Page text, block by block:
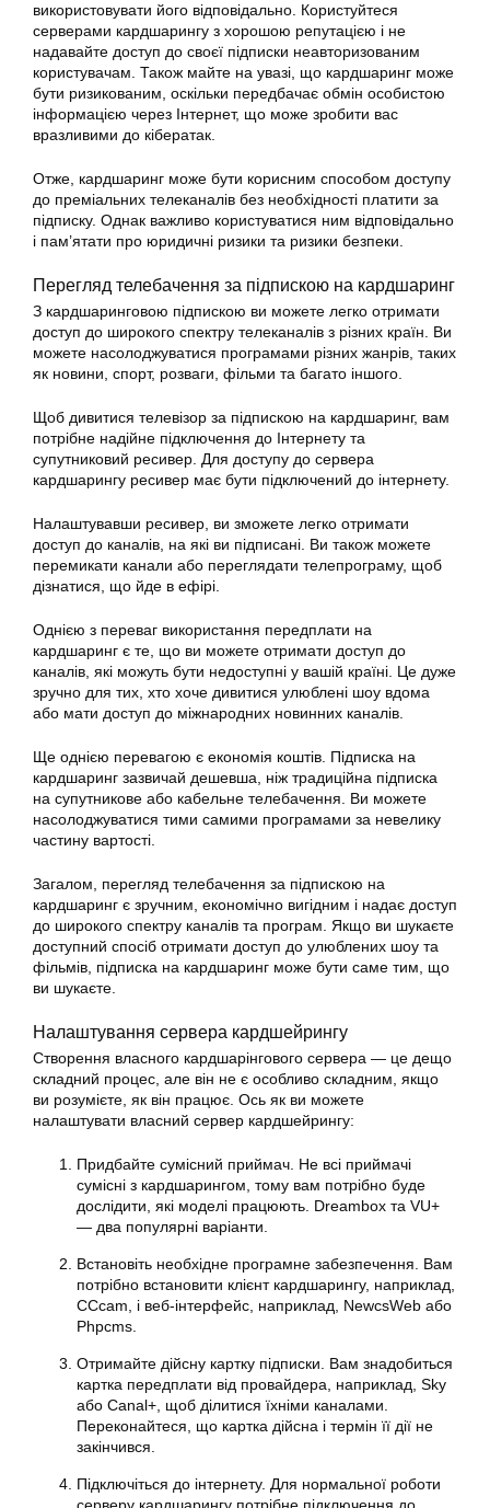
використовувати його відповідально. Користуйтеся
серверами кардшарингу з хорошою репутацією і не
надавайте доступ до своєї підписки неавторизованим
користувачам. Також майте на увазі, що кардшаринг може
бути ризикованим, оскільки передбачає обмін особистою
інформацією через Інтернет, що може зробити вас
вразливими до кібератак.
Отже, кардшаринг може бути корисним способом доступу
до преміальних телеканалів без необхідності платити за
підписку. Однак важливо користуватися ним відповідально
і пам’ятати про юридичні ризики та ризики безпеки.
Перегляд телебачення за підпискою на кардшаринг
З кардшаринговою підпискою ви можете легко отримати
доступ до широкого спектру телеканалів з різних країн. Ви
можете насолоджуватися програмами різних жанрів, таких
як новини, спорт, розваги, фільми та багато іншого.
Щоб дивитися телевізор за підпискою на кардшаринг, вам
потрібне надійне підключення до Інтернету та
супутниковий ресивер. Для доступу до сервера
кардшарингу ресивер має бути підключений до інтернету.
Налаштувавши ресивер, ви зможете легко отримати
доступ до каналів, на які ви підписані. Ви також можете
перемикати канали або переглядати телепрограму, щоб
дізнатися, що йде в ефірі.
Однією з переваг використання передплати на
кардшаринг є те, що ви можете отримати доступ до
каналів, які можуть бути недоступні у вашій країні. Це дуже
зручно для тих, хто хоче дивитися улюблені шоу вдома
або мати доступ до міжнародних новинних каналів.
Ще однією перевагою є економія коштів. Підписка на
кардшаринг зазвичай дешевша, ніж традиційна підписка
на супутникове або кабельне телебачення. Ви можете
насолоджуватися тими самими програмами за невелику
частину вартості.
Загалом, перегляд телебачення за підпискою на
кардшаринг є зручним, економічно вигідним і надає доступ
до широкого спектру каналів та програм. Якщо ви шукаєте
доступний спосіб отримати доступ до улюблених шоу та
фільмів, підписка на кардшаринг може бути саме тим, що
ви шукаєте.
Налаштування сервера кардшейрингу
Створення власного кардшарінгового сервера — це дещо
складний процес, але він не є особливо складним, якщо
ви розумієте, як він працює. Ось як ви можете
налаштувати власний сервер кардшейрингу:
Придбайте сумісний приймач. Не всі приймачі
сумісні з кардшарингом, тому вам потрібно буде
дослідити, які моделі працюють. Dreambox та VU+
— два популярні варіанти.
Встановіть необхідне програмне забезпечення. Вам
потрібно встановити клієнт кардшарингу, наприклад,
CCcam, і веб-інтерфейс, наприклад, NewcsWeb або
Phpcms.
Отримайте дійсну картку підписки. Вам знадобиться
картка передплати від провайдера, наприклад, Sky
або Canal+, щоб ділитися їхніми каналами.
Переконайтеся, що картка дійсна і термін її дії не
закінчився.
Підключіться до інтернету. Для нормальної роботи